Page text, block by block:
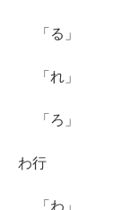
「る」
「れ」
「ろ」
わ行
「わ」